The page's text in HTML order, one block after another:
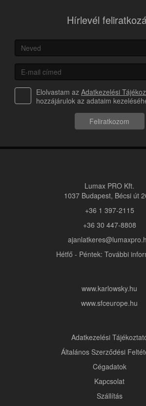
Hírlevél
Elolvastam az Adatkezelési
hozzájárulok az adataim
Feliratkozom
Lumax PRO Kft.
1037 Budapest, Bécsi út
+36 1 397-2115
+36 30 447-8808
Hétfő - Péntek: További
www.karlowsky.hu
www.sfceurope.hu
Adatkezelési
Általános Szerződési
Cégadatok
Kapcsolat
Szállítás